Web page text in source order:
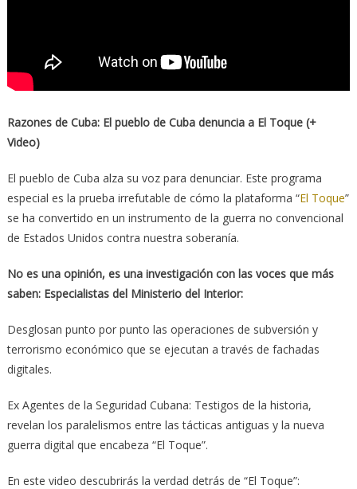
Razones de Cuba: El pueblo de Cuba denuncia a El Toque (+
Video)
El pueblo de Cuba alza su voz para denunciar. Este programa
especial es la prueba irrefutable de cómo la plataforma “El Toque”
se ha convertido en un instrumento de la guerra no convencional
de Estados Unidos contra nuestra soberanía.
No es una opinión, es una investigación con las voces que más
saben: Especialistas del Ministerio del Interior:
Desglosan punto por punto las operaciones de subversión y
terrorismo económico que se ejecutan a través de fachadas
digitales.
Ex Agentes de la Seguridad Cubana: Testigos de la historia,
revelan los paralelismos entre las tácticas antiguas y la nueva
guerra digital que encabeza “El Toque”.
En este video descubrirás la verdad detrás de “El Toque”: